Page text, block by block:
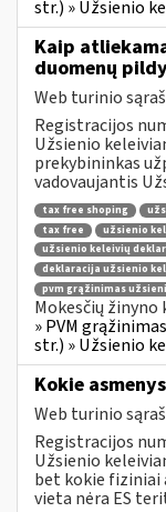
str.) » Užsienio
Kaip
duomenų
Web turinio
Registracijos
Užsienio
prekybininkas
vadovaujantis
tax free shoping
tax free
užsienio
užsienio keleivių
deklaracija užsienio
pvm grąžinimas
Mokesčių
» PVM
str.) » Užsienio
Kokie
Web turinio
Registracijos
Užsienio
bet kokie fiziniai
vieta nėra ES